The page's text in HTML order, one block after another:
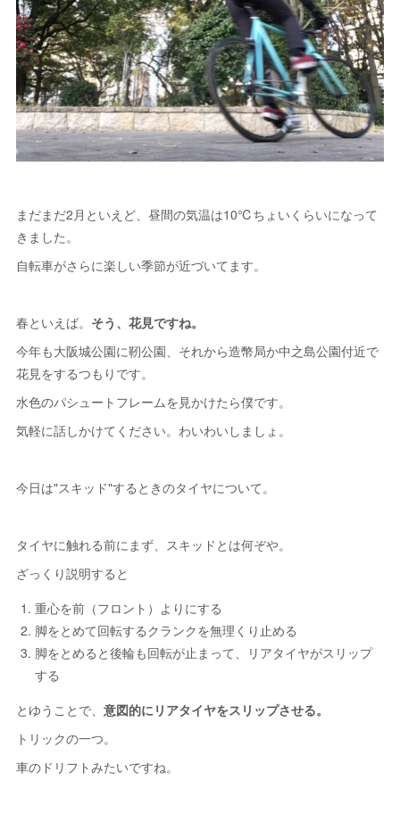
まだまだ2月といえど、昼間の気温は10℃ちょいくらいになって
きました。
自転車がさらに楽しい季節が近づいてます。
春といえば。 そう、花見ですね。
今年も大阪城公園に靭公園、それから造幣局か中之島公園付近で
花見をするつもりです。
水色のパシュートフレームを見かけたら僕です。
気軽に話しかけてください。わいわいしましょ。
今日は"スキッド"するときのタイヤについて。
タイヤに触れる前にまず、スキッドとは何ぞや。
ざっくり説明すると
重心を前（フロント）よりにする
脚をとめて回転するクランクを無理くり止める
脚をとめると後輪も回転が止まって、リアタイヤがスリップ
する
とゆうことで、意図的にリアタイヤをスリップさせる。
トリックの一つ。
車のドリフトみたいですね。